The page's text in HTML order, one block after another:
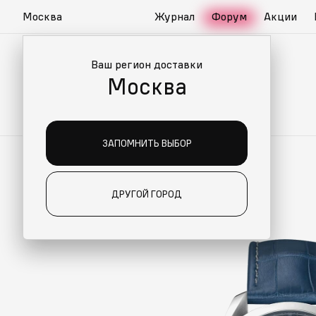
Москва
Ваш регион доставки
Москва
ЗАПОМНИТЬ ВЫБОР
ДРУГОЙ ГОРОД
Журнал Форум Акции
ДЛЯ ВАС